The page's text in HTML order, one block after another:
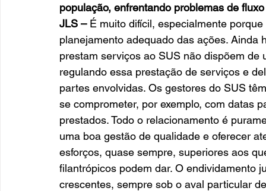
população, enfrentando problemas de
JLS – É muito difícil, especialmente
planejamento adequado das ações.
prestam serviços ao SUS não dispõem
regulando essa prestação de serviços e
partes envolvidas. Os gestores do SUS
se comprometer, por exemplo, com datas
prestados. Todo o relacionamento é
uma boa gestão de qualidade e oferecer
esforços, quase sempre, superiores aos
filantrópicos podem dar. O endividamento
crescentes, sempre sob o aval particular